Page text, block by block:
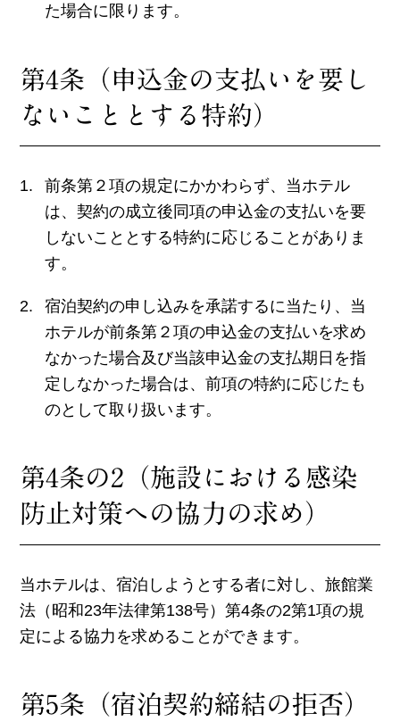
た場合に限ります。
第4条（申込金の支払いを要し
ないこととする特約）
前条第２項の規定にかかわらず、当ホテル
は、契約の成立後同項の申込金の支払いを要
しないこととする特約に応じることがありま
す。
宿泊契約の申し込みを承諾するに当たり、当
ホテルが前条第２項の申込金の支払いを求め
なかった場合及び当該申込金の支払期日を指
定しなかった場合は、前項の特約に応じたも
のとして取り扱います。
第4条の2（施設における感染
防止対策への協力の求め）
当ホテルは、宿泊しようとする者に対し、旅館業
法（昭和23年法律第138号）第4条の2第1項の規
定による協力を求めることができます。
第5条（宿泊契約締結の拒否）